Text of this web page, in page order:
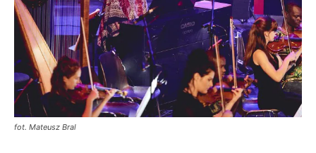
fot. Mateusz Bral